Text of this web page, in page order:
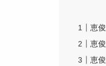
恵
恵
恵